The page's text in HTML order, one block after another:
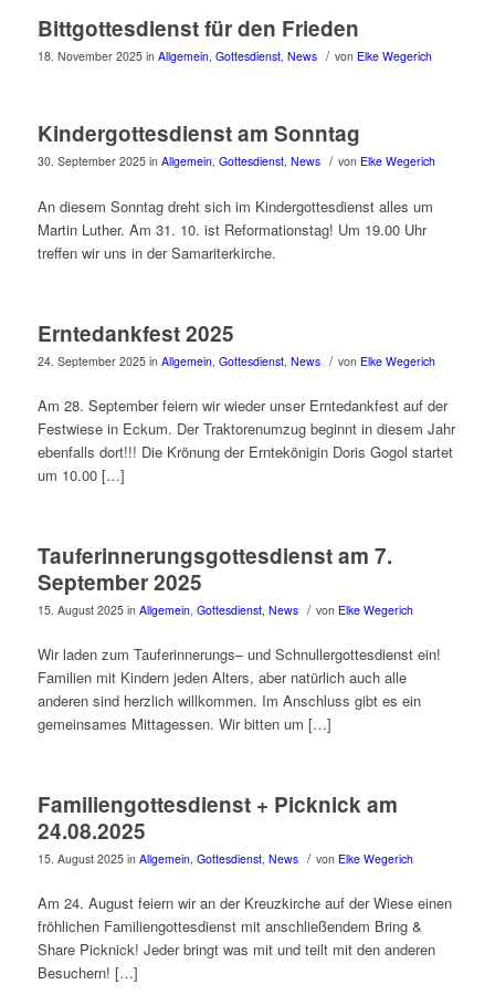
Bittgottesdienst für den Frieden
18. November 2025 in Allgemein, Gottesdienst, News / von Elke Wegerich
Kindergottesdienst am Sonntag
30. September 2025 in Allgemein, Gottesdienst, News / von Elke Wegerich
An diesem Sonntag dreht sich im Kindergottesdienst alles um
Martin Luther. Am 31. 10. ist Reformationstag! Um 19.00 Uhr
treffen wir uns in der Samariterkirche.
Erntedankfest 2025
24. September 2025 in Allgemein, Gottesdienst, News / von Elke Wegerich
Am 28. September feiern wir wieder unser Erntedankfest auf der
Festwiese in Eckum. Der Traktorenumzug beginnt in diesem Jahr
ebenfalls dort!!! Die Krönung der Erntekönigin Doris Gogol startet
um 10.00 […]
Tauferinnerungsgottesdienst am 7.
September 2025
15. August 2025 in Allgemein, Gottesdienst, News / von Elke Wegerich
Wir laden zum Tauferinnerungs– und Schnullergottesdienst ein!
Familien mit Kindern jeden Alters, aber natürlich auch alle
anderen sind herzlich willkommen. Im Anschluss gibt es ein
gemeinsames Mittagessen. Wir bitten um […]
Familiengottesdienst + Picknick am
24.08.2025
15. August 2025 in Allgemein, Gottesdienst, News / von Elke Wegerich
Am 24. August feiern wir an der Kreuzkirche auf der Wiese einen
fröhlichen Familiengottesdienst mit anschließendem Bring &
Share Picknick! Jeder bringt was mit und teilt mit den anderen
Besuchern! […]